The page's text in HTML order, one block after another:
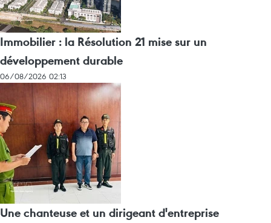
Immobilier : la Résolution 21 mise sur un
développement durable
06/08/2026 02:13
Une chanteuse et un dirigeant d'entreprise